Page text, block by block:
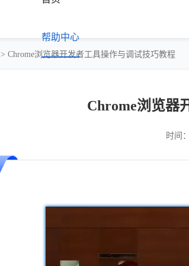
帮助中心
> Chrome浏览器开发者工具操作与调试技巧教程
Chrome浏览器
时间